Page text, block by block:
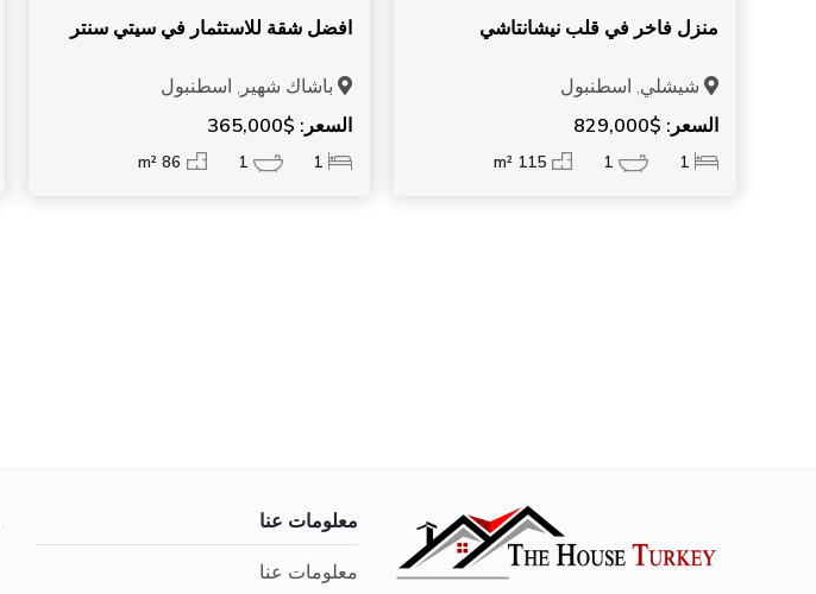
منزل فاخر في قلب نيشانتاشي
شيشلي, اسطنبول
السعر: $829,000
1
1
115 m²
افضل شقة للاستثمار في سيتي سنتر
باشاك شهير, اسطنبول
السعر: $365,000
1
1
86 m²
معلومات عنا
معلومات عنا